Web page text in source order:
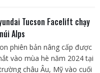
Tucson Facelift chạy
Alps
phiên bản nâng cấp được
vào mùa hè năm 2024 tại
châu Âu, Mỹ vào cuối